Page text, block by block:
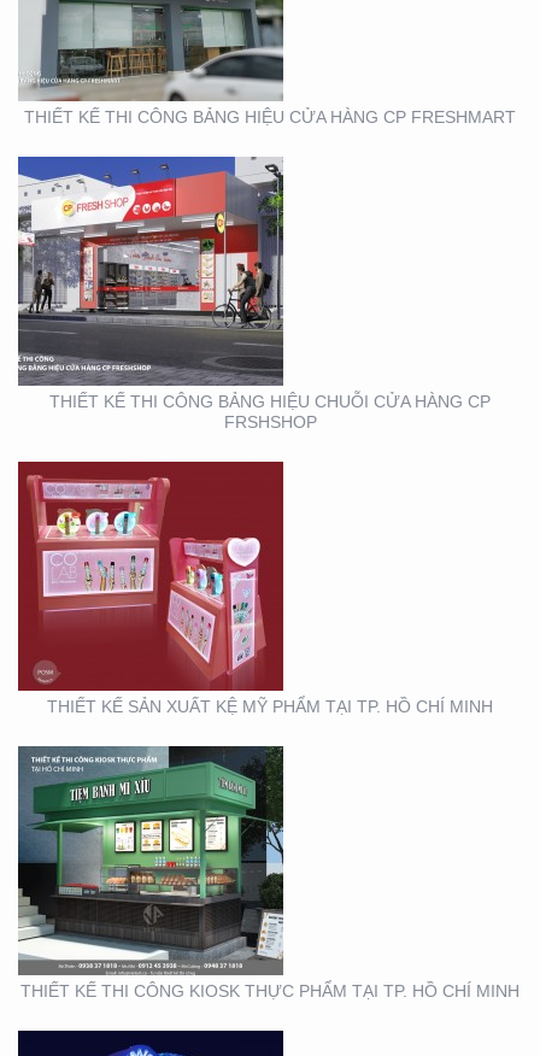
THIẾT KẾ THI CÔNG BẢNG HIỆU CỬA HÀNG CP FRESHMART
HÀNG CP FRSHSHOP
THIẾT KẾ THI CÔNG BẢNG HIỆU CHUỖI CỬA HÀNG CP
FRSHSHOP
THIẾT KẾ SẢN XUẤT KỆ
MỸ PHẨM TẠI TP. HỒ
CHÍ MINH
THIẾT KẾ SẢN XUẤT KỆ MỸ PHẨM TẠI TP. HỒ CHÍ MINH
THIẾT KẾ THI CÔNG
KIOSK THỰC PHẨM TẠI
TP. HỒ CHÍ MINH
THIẾT KẾ THI CÔNG KIOSK THỰC PHẨM TẠI TP. HỒ CHÍ MINH
THIẾT KẾ THI CÔNG
GIAN HÀNG BLU SÀI
GÒN